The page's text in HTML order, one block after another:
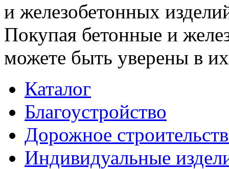
и железобетонных
Покупая бетонные и
можете быть уверены в их
Каталог
Благоустройство
Дорожное
Индивидуальные